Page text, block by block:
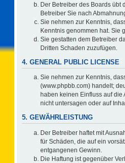
Der Betreiber des Boards übt
Betreiber Sie nach
Sie nehmen zur Kenntnis,
Kenntnis genommen hat. Sie
Sie gestatten dem Betreiber
Dritten Schaden zuzufügen.
4. GENERAL PUBLIC LICENSE
Sie nehmen zur Kenntnis,
(www.phpbb.com) handelt;
haben keinen Einfluss auf
nicht untersagen oder auf
5. GEWÄHRLEISTUNG
Der Betreiber haftet mit
für Schäden, die auf ein
entgangenen Gewinn.
Die Haftung ist gegenüber